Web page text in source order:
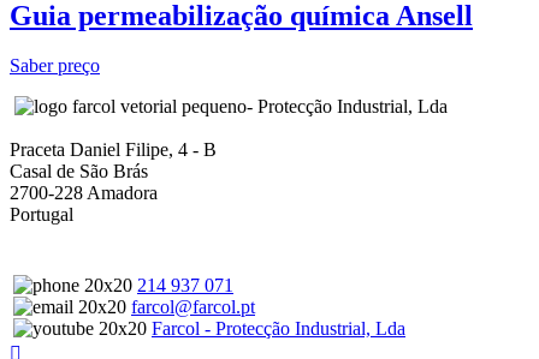
Guia permeabilização química Ansell
Saber preço
- Protecção Industrial, Lda
Praceta Daniel Filipe, 4 - B
Casal de São Brás
2700-228 Amadora
Portugal
214 937 071
farcol@farcol.pt
Farcol - Protecção Industrial, Lda